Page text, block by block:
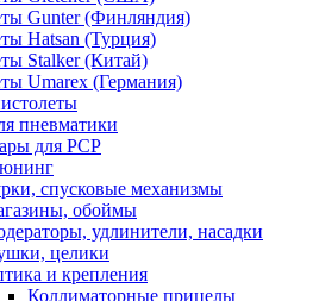
Gunter (Финляндия)
Hatsan (Турция)
Stalker (Китай)
Umarex (Германия)
пневматики
для PCP
спусковые механизмы
обоймы
удлинители, насадки
целики
и крепления
Коллиматорные прицелы